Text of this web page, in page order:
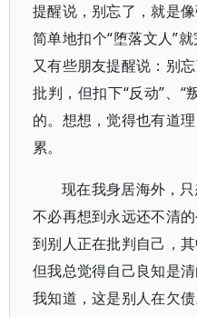
提醒说，别忘了，就是
简单地扣个“堕落文人”
又有些朋友提醒说：别
批判，但扣下“反动”、“
的。想想，觉得也有道
累。
现在我身居海外，
不必再想到永远还不清
到别人正在批判自己，
但我总觉得自己良知是
我知道，这是别人在欠